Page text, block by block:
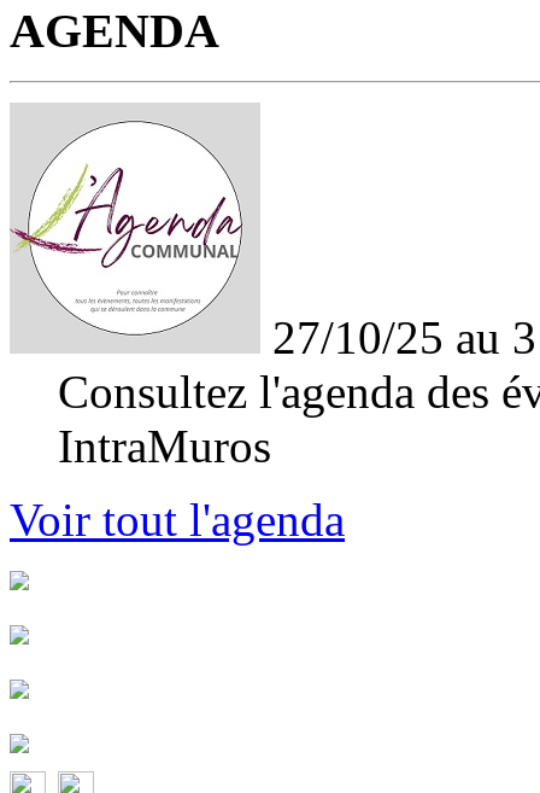
AGENDA
27/10/25 au
Consultez l'agenda des
IntraMuros
Voir tout l'agenda